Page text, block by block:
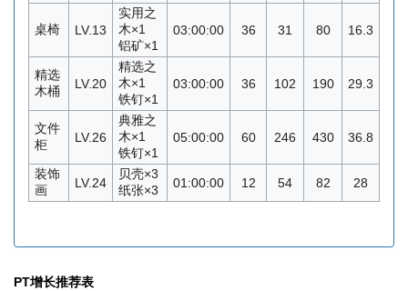
桌椅 LV.13
实用之
木×1
铝矿×1
03:00:00 36 31 80 16.3
精选
木桶
LV.20
精选之
木×1
铁钉×1
03:00:00 36 102 190 29.3
文件
柜
LV.26
典雅之
木×1
铁钉×1
05:00:00 60 246 430 36.8
装饰
画
LV.24
贝壳×3
纸张×3
01:00:00 12 54 82 28
PT增长推荐表